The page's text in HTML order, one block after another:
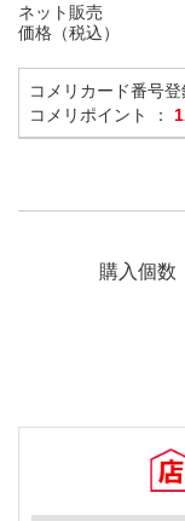
ネット販売
価格（税込）
コメリカード番号
コメリポイント ：
購入個数